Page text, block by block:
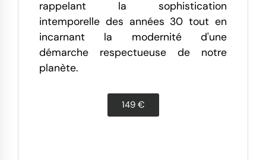
rappelant la sophistication
intemporelle des années 30 tout en
incarnant la modernité d'une
démarche respectueuse de notre
planète.
149 €